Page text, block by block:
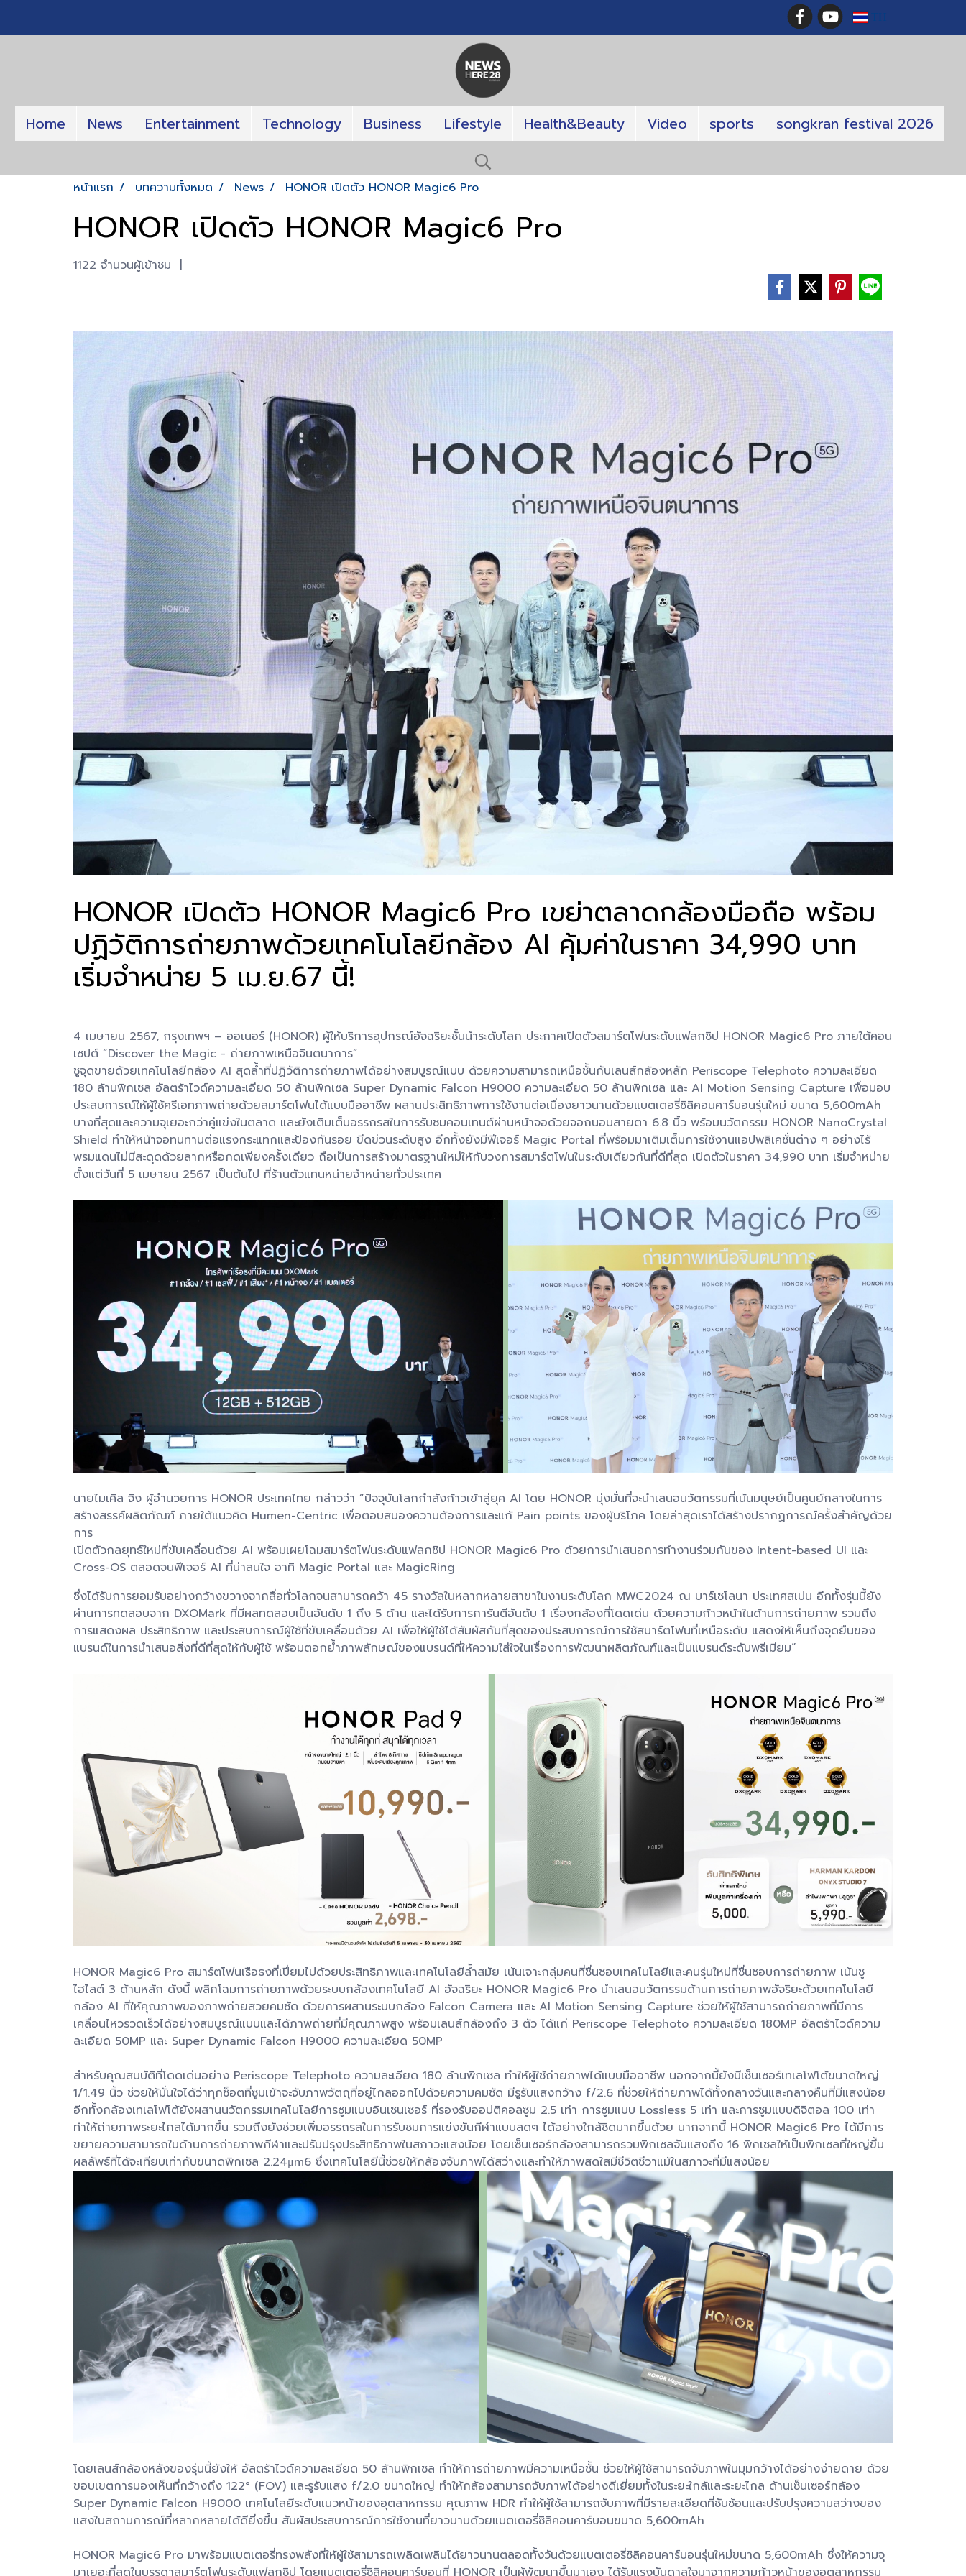
TH
Home News Entertainment Technology Business Lifestyle Health&Beauty Video sports songkran festival 2026
หน้าแรก บทความทั้งหมด News HONOR เปิดตัว HONOR Magic6 Pro
HONOR เปิดตัว HONOR Magic6 Pro
1122 จำนวนผู้เข้าชม |
HONOR เปิดตัว HONOR Magic6 Pro เขย่าตลาดกล้องมือถือ พร้อม
ปฏิวัติการถ่ายภาพด้วยเทคโนโลยีกล้อง AI คุ้มค่าในราคา 34,990 บาท
เริ่มจำหน่าย 5 เม.ย.67 นี้!
4 เมษายน 2567, กรุงเทพฯ – ออเนอร์ (HONOR) ผู้ให้บริการอุปกรณ์อัจฉริยะชั้นนำระดับโลก ประกาศเปิดตัวสมาร์ตโฟนระดับแฟลกชิป HONOR Magic6 Pro ภายใต้คอน
เซปต์ “Discover the Magic - ถ่ายภาพเหนือจินตนาการ”
ชูจุดขายด้วยเทคโนโลยีกล้อง AI สุดล้ำที่ปฏิวัติการถ่ายภาพได้อย่างสมบูรณ์แบบ ด้วยความสามารถเหนือชั้นกับเลนส์กล้องหลัก Periscope Telephoto ความละเอียด
180 ล้านพิกเซล อัลตร้าไวด์ความละเอียด 50 ล้านพิกเซล Super Dynamic Falcon H9000 ความละเอียด 50 ล้านพิกเซล และ AI Motion Sensing Capture เพื่อมอบ
ประสบการณ์ให้ผู้ใช้ครีเอทภาพถ่ายด้วยสมาร์ตโฟนได้แบบมืออาชีพ ผสานประสิทธิภาพการใช้งานต่อเนื่องยาวนานด้วยแบตเตอรี่ซิลิคอนคาร์บอนรุ่นใหม่ ขนาด 5,600mAh
บางที่สุดและความจุเยอะกว่าคู่แข่งในตลาด และยังเติมเต็มอรรถรสในการรับชมคอนเทนต์ผ่านหน้าจอด้วยจอถนอมสายตา 6.8 นิ้ว พร้อมนวัตกรรม HONOR NanoCrystal
Shield ทำให้หน้าจอทนทานต่อแรงกระแทกและป้องกันรอย ขีดข่วนระดับสูง อีกทั้งยังมีฟีเจอร์ Magic Portal ที่พร้อมมาเติมเต็มการใช้งานแอปพลิเคชั่นต่าง ๆ อย่างไร้
พรมแดนไม่มีสะดุดด้วยลากหรือกดเพียงครั้งเดียว ถือเป็นการสร้างมาตรฐานใหม่ให้กับวงการสมาร์ตโฟนในระดับเดียวกันที่ดีที่สุด เปิดตัวในราคา 34,990 บาท เริ่มจำหน่าย
ตั้งแต่วันที่ 5 เมษายน 2567 เป็นต้นไป ที่ร้านตัวแทนหน่ายจำหน่ายทั่วประเทศ
นายไมเคิล จิง ผู้อำนวยการ HONOR ประเทศไทย กล่าวว่า “ปัจจุบันโลกกำลังก้าวเข้าสู่ยุค AI โดย HONOR มุ่งมั่นที่จะนำเสนอนวัตกรรมที่เน้นมนุษย์เป็นศูนย์กลางในการ
สร้างสรรค์ผลิตภัณฑ์ ภายใต้แนวคิด Humen-Centric เพื่อตอบสนองความต้องการและแก้ Pain points ของผู้บริโภค โดยล่าสุดเราได้สร้างปรากฏการณ์ครั้งสำคัญด้วย
การ
เปิดตัวกลยุทธ์ใหม่ที่ขับเคลื่อนด้วย AI พร้อมเผยโฉมสมาร์ตโฟนระดับแฟลกชิป HONOR Magic6 Pro ด้วยการนำเสนอการทำงานร่วมกันของ Intent-based UI และ
Cross-OS ตลอดจนฟีเจอร์ AI ที่น่าสนใจ อาทิ Magic Portal และ MagicRing
ซึ่งได้รับการยอมรับอย่างกว้างขวางจากสื่อทั่วโลกจนสามารถคว้า 45 รางวัลในหลากหลายสาขาในงานระดับโลก MWC2024 ณ บาร์เซโลนา ประเทศสเปน อีกทั้งรุ่นนี้ยัง
ผ่านการทดสอบจาก DXOMark ที่มีผลทดสอบเป็นอันดับ 1 ถึง 5 ด้าน และได้รับการการันตีอันดับ 1 เรื่องกล้องที่โดดเด่น ด้วยความก้าวหน้าในด้านการถ่ายภาพ รวมถึง
การแสดงผล ประสิทธิภาพ และประสบการณ์ผู้ใช้ที่ขับเคลื่อนด้วย AI เพื่อให้ผู้ใช้ได้สัมผัสกับที่สุดของประสบการณ์การใช้สมาร์ตโฟนที่เหนือระดับ แสดงให้เห็นถึงจุดยืนของ
แบรนด์ในการนำเสนอสิ่งที่ดีที่สุดให้กับผู้ใช้ พร้อมตอกย้ำภาพลักษณ์ของแบรนด์ที่ให้ความใส่ใจในเรื่องการพัฒนาผลิตภัณฑ์และเป็นแบรนด์ระดับพรีเมียม”
HONOR Magic6 Pro สมาร์ตโฟนเรือธงที่เปี่ยมไปด้วยประสิทธิภาพและเทคโนโลยีล้ำสมัย เน้นเจาะกลุ่มคนที่ชื่นชอบเทคโนโลยีและคนรุ่นใหม่ที่ชื่นชอบการถ่ายภาพ เน้นชู
ไฮไลต์ 3 ด้านหลัก ดังนี้ พลิกโฉมการถ่ายภาพด้วยระบบกล้องเทคโนโลยี AI อัจฉริยะ HONOR Magic6 Pro นำเสนอนวัตกรรมด้านการถ่ายภาพอัจริยะด้วยเทคโนโลยี
กล้อง AI ที่ให้คุณภาพของภาพถ่ายสวยคมชัด ด้วยการผสานระบบกล้อง Falcon Camera และ AI Motion Sensing Capture ช่วยให้ผู้ใช้สามารถถ่ายภาพที่มีการ
เคลื่อนไหวรวดเร็วได้อย่างสมบูรณ์แบบและได้ภาพถ่ายที่มีคุณภาพสูง พร้อมเลนส์กล้องถึง 3 ตัว ได้แก่ Periscope Telephoto ความละเอียด 180MP อัลตร้าไวด์ความ
ละเอียด 50MP และ Super Dynamic Falcon H9000 ความละเอียด 50MP
สำหรับคุณสมบัติที่โดดเด่นอย่าง Periscope Telephoto ความละเอียด 180 ล้านพิกเซล ทำให้ผู้ใช้ถ่ายภาพได้แบบมืออาชีพ นอกจากนี้ยังมีเซ็นเซอร์เทเลโฟโต้ขนาดใหญ่
1/1.49 นิ้ว ช่วยให้มั่นใจได้ว่าทุกช็อตที่ซูมเข้าจะจับภาพวัตถุที่อยู่ไกลออกไปด้วยความคมชัด มีรูรับแสงกว้าง f/2.6 ที่ช่วยให้ถ่ายภาพได้ทั้งกลางวันและกลางคืนที่มีแสงน้อย
อีกทั้งกล้องเทเลโฟโต้ยังผสานนวัตกรรมเทคโนโลยีการซูมแบบอินเซนเซอร์ ที่รองรับออปติคอลซูม 2.5 เท่า การซูมแบบ Lossless 5 เท่า และการซูมแบบดิจิตอล 100 เท่า
ทำให้ถ่ายภาพระยะไกลได้มากขึ้น รวมถึงยังช่วยเพิ่มอรรถรสในการรับชมการแข่งขันกีฬาแบบสดๆ ได้อย่างใกล้ชิดมากขึ้นด้วย นากจากนี้ HONOR Magic6 Pro ได้มีการ
ขยายความสามารถในด้านการถ่ายภาพกีฬาและปรับปรุงประสิทธิภาพในสภาวะแสงน้อย โดยเซ็นเซอร์กล้องสามารถรวมพิกเซลจับแสงถึง 16 พิกเซลให้เป็นพิกเซลที่ใหญ่ขึ้น
ผลลัพธ์ที่ได้จะเทียบเท่ากับขนาดพิกเซล 2.24μm6 ซึ่งเทคโนโลยีนี้ช่วยให้กล้องจับภาพได้สว่างและทำให้ภาพสดใสมีชีวิตชีวาแม้ในสภาวะที่มีแสงน้อย
โดยเลนส์กล้องหลังของรุ่นนี้ยังให้ อัลตร้าไวด์ความละเอียด 50 ล้านพิกเซล ทำให้การถ่ายภาพมีความเหนือชั้น ช่วยให้ผู้ใช้สามารถจับภาพในมุมกว้างได้อย่างง่ายดาย ด้วย
ขอบเขตการมองเห็นที่กว้างถึง 122° (FOV) และรูรับแสง f/2.0 ขนาดใหญ่ ทำให้กล้องสามารถจับภาพได้อย่างดีเยี่ยมทั้งในระยะใกล้และระยะไกล ด้านเซ็นเซอร์กล้อง
Super Dynamic Falcon H9000 เทคโนโลยีระดับแนวหน้าของอุตสาหกรรม คุณภาพ HDR ทำให้ผู้ใช้สามารถจับภาพที่มีรายละเอียดที่ซับซ้อนและปรับปรุงความสว่างของ
แสงในสถานการณ์ที่หลากหลายได้ดียิ่งขึ้น สัมผัสประสบการณ์การใช้งานที่ยาวนานด้วยแบตเตอรี่ซิลิคอนคาร์บอนขนาด 5,600mAh
HONOR Magic6 Pro มาพร้อมแบตเตอรี่ทรงพลังที่ให้ผู้ใช้สามารถเพลิดเพลินได้ยาวนานตลอดทั้งวันด้วยแบตเตอรี่ซิลิคอนคาร์บอนรุ่นใหม่ขนาด 5,600mAh ซึ่งให้ความจุ